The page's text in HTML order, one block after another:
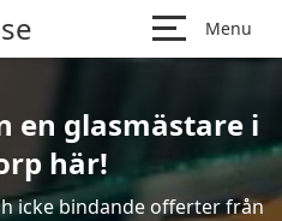
Menu
en glasmästare i
här!
icke bindande offerter från